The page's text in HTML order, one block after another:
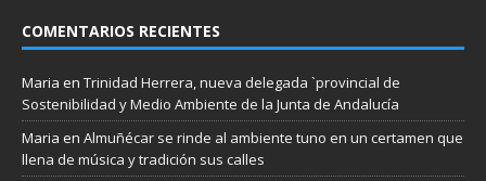
COMENTARIOS RECIENTES
Maria en Trinidad Herrera, nueva delegada `provincial de
Sostenibilidad y Medio Ambiente de la Junta de Andalucía
Maria en Almuñécar se rinde al ambiente tuno en un certamen que
llena de música y tradición sus calles